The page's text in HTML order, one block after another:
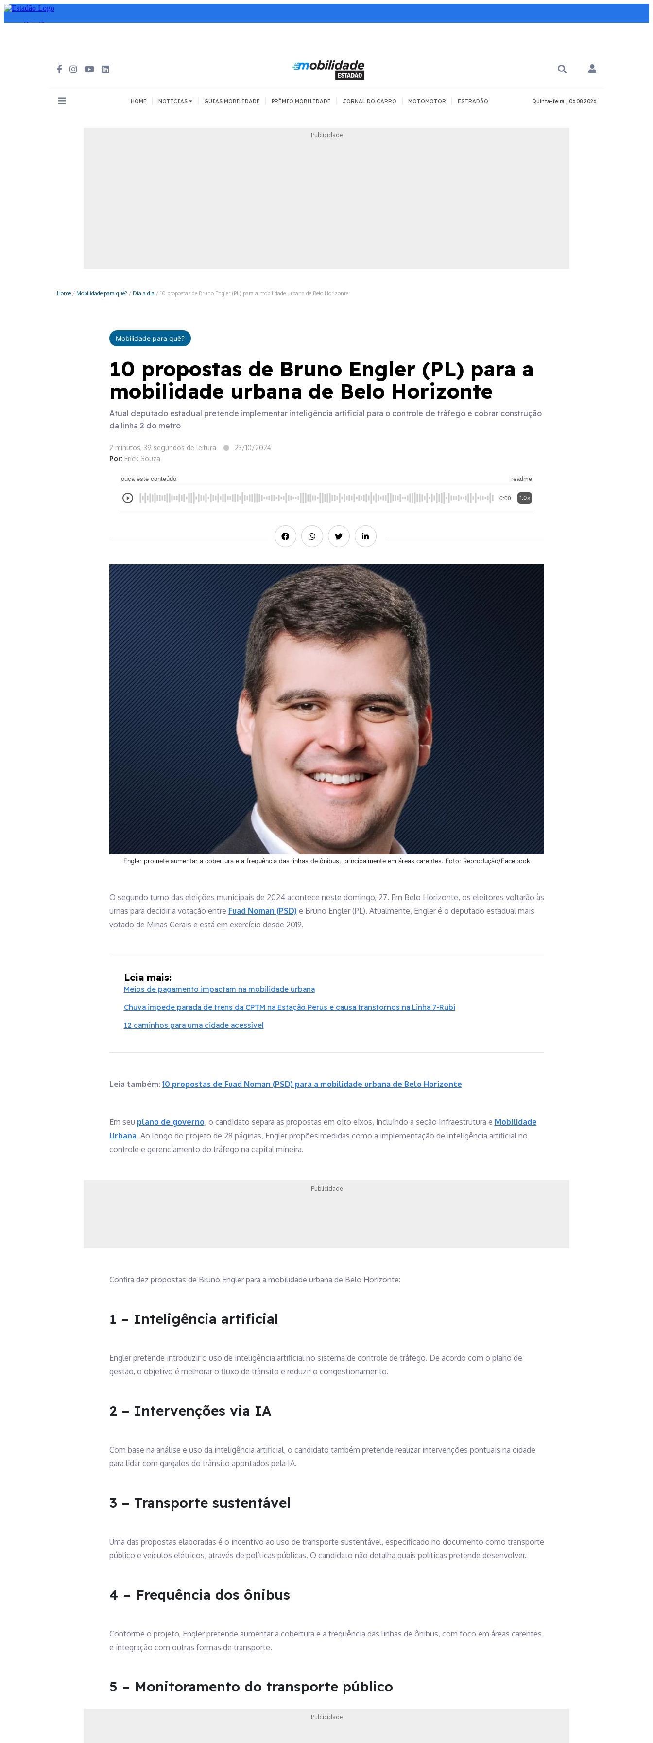
HOME NOTÍCIAS
Scooter elétrica
MOBILIDADE COM
SEGURANÇA
GUIAS MOBILIDADE PRÊMIO MOBILIDADE JORNAL DO CARRO MOTOMOTOR ESTRADÃO Quinta-feira , 06.08.2026
Publicidade
Home / Mobilidade para quê? / Dia a dia / 10 propostas de Bruno Engler (PL) para a mobilidade urbana de Belo Horizonte
Mobilidade para quê?
10 propostas de Bruno Engler (PL) para a
mobilidade urbana de Belo Horizonte
Atual deputado estadual pretende implementar inteligência artificial para o controle de tráfego e cobrar construção
da linha 2 do metrô
2 minutos, 39 segundos de leitura
23/10/2024
Por: Erick Souza
ouça este conteúdo readme
0:00 1.0x
Engler promete aumentar a cobertura e a frequência das linhas de ônibus, principalmente em áreas carentes. Foto: Reprodução/Facebook
O segundo turno das eleições municipais de 2024 acontece neste domingo, 27. Em Belo Horizonte, os eleitores voltarão às
urnas para decidir a votação entre Fuad Noman (PSD) e Bruno Engler (PL). Atualmente, Engler é o deputado estadual mais
votado de Minas Gerais e está em exercício desde 2019.
Leia mais:
Meios de pagamento impactam na mobilidade urbana
Chuva impede parada de trens da CPTM na Estação Perus e causa transtornos na Linha 7-Rubi
12 caminhos para uma cidade acessível
Leia também: 10 propostas de Fuad Noman (PSD) para a mobilidade urbana de Belo Horizonte
Em seu plano de governo, o candidato separa as propostas em oito eixos, incluindo a seção Infraestrutura e Mobilidade
Urbana. Ao longo do projeto de 28 páginas, Engler propões medidas como a implementação de inteligência artificial no
controle e gerenciamento do tráfego na capital mineira.
Publicidade
Confira dez propostas de Bruno Engler para a mobilidade urbana de Belo Horizonte:
1 – Inteligência artificial
Engler pretende introduzir o uso de inteligência artificial no sistema de controle de tráfego. De acordo com o plano de
gestão, o objetivo é melhorar o fluxo de trânsito e reduzir o congestionamento.
2 – Intervenções via IA
Com base na análise e uso da inteligência artificial, o candidato também pretende realizar intervenções pontuais na cidade
para lidar com gargalos do trânsito apontados pela IA.
3 – Transporte sustentável
Uma das propostas elaboradas é o incentivo ao uso de transporte sustentável, especificado no documento como transporte
público e veículos elétricos, através de políticas públicas. O candidato não detalha quais políticas pretende desenvolver.
4 – Frequência dos ônibus
Conforme o projeto, Engler pretende aumentar a cobertura e a frequência das linhas de ônibus, com foco em áreas carentes
e integração com outras formas de transporte.
5 – Monitoramento do transporte público
Publicidade